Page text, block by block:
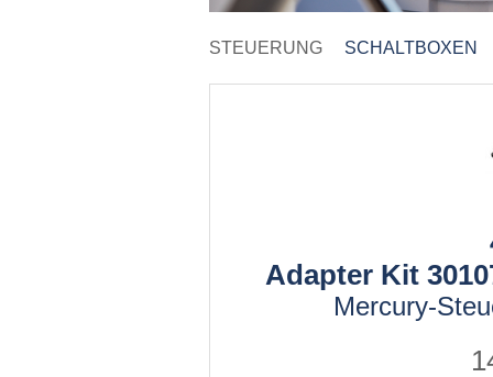
STEUERUNG SCHALTBOXEN
Adapter Kit
Mercury-